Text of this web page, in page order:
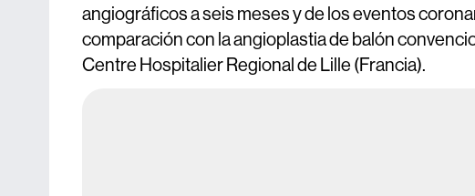
angiográficos a seis meses y de los eventos
comparación con la angioplastia de balón
Centre Hospitalier Regional de Lille (Francia).